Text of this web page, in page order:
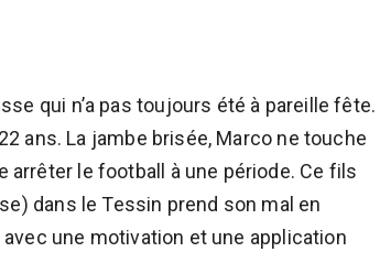
qui n’a pas toujours été à pareille fête.
ans. La jambe brisée, Marco ne touche
arrêter le football à une période. Ce fils
dans le Tessin prend son mal en
une motivation et une application